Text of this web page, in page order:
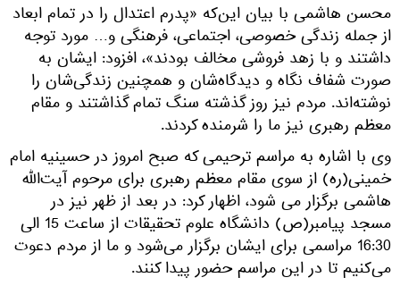
محسن هاشمی با بیان این‌که «پدرم اعتدال را در تمام ابعاد
از جمله زندگی خصوصی، اجتماعی، فرهنگی و… مورد توجه
داشتند و با زهد فروشی مخالف بودند»، افزود: ایشان به
صورت شفاف نگاه و دیدگاه‌شان و همچنین زندگی‌شان را
نوشته‌اند. مردم نیز روز گذشته سنگ تمام گذاشتند و مقام
معظم رهبری نیز ما را شرمنده کردند.
وی با اشاره به مراسم ترحیمی که صبح امروز در حسینیه امام
خمینی(ره) از سوی مقام معظم رهبری برای مرحوم آیت‌الله
هاشمی برگزار می شود، اظهار کرد: در بعد از ظهر نیز در
مسجد پیامبر(ص) دانشگاه علوم تحقیقات از ساعت 15 الی
16:30 مراسمی برای ایشان برگزار می‌شود و ما از مردم دعوت
می‌کنیم تا در این مراسم حضور پیدا کنند.